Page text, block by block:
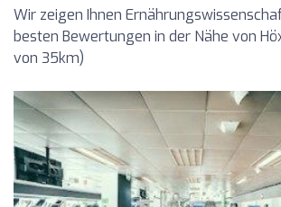
Wir zeigen Ihnen
besten Bewertungen in der Nähe von
von 35km)